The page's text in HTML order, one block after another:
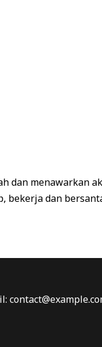
dan menawarkan
dan